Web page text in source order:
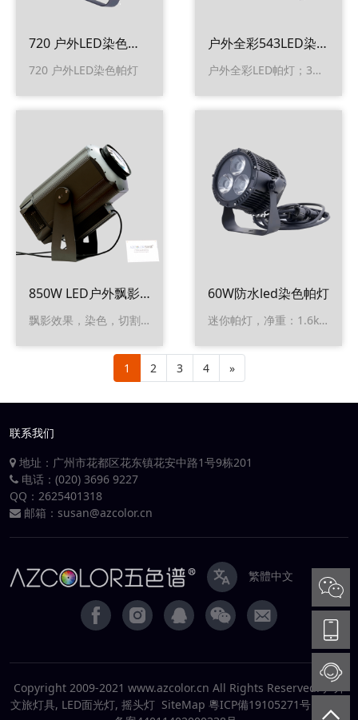
720 户外LED染色帕灯
720 户外LED染色帕灯
户外全彩543LED染色帕灯
户外全彩LED帕灯；3合1灯珠；RDM
850W LED户外飘影灯
飘影效果，染色，切割，CMY，CTO，调焦，防水IP65
60W防水led染色帕灯
迷你帕灯，净重：1.6kg,性价比高
1 2 3 4 »
联系我们
地址：广州市花都区花东镇花安中路1号9栋201
电话：(020) 3696 9227
QQ： 2625401318
邮箱： susan@azcolor.cn
繁體中文
Copyright 2009-2021 www.azcolor.cn All Rights Reserved. 户外
文旅灯具, LED面光灯, 摇头灯 SiteMap 粵ICP備19105271号